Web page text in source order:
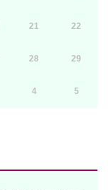
21 22
28 29
4 5